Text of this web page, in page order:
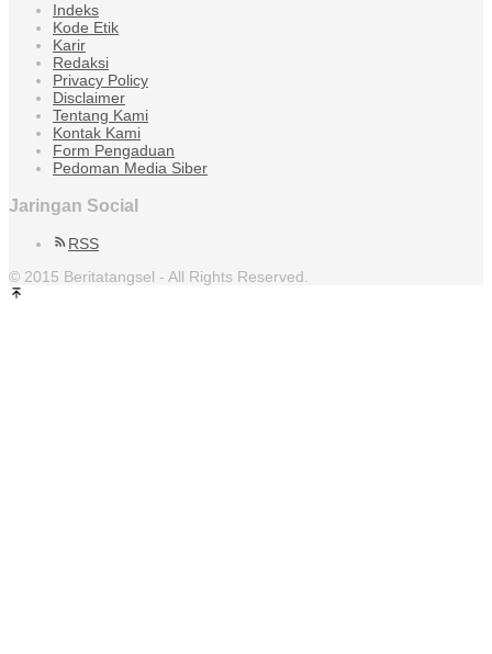
Indeks
Kode Etik
Karir
Redaksi
Privacy Policy
Disclaimer
Tentang Kami
Kontak Kami
Form Pengaduan
Pedoman Media Siber
Jaringan Social
RSS
© 2015 Beritatangsel - All Rights Reserved.